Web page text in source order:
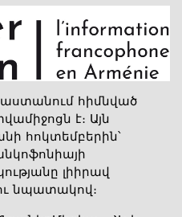
հիմնված
է։ Այն
հոկտեմբերին՝
լիիրավ
նպատակով։